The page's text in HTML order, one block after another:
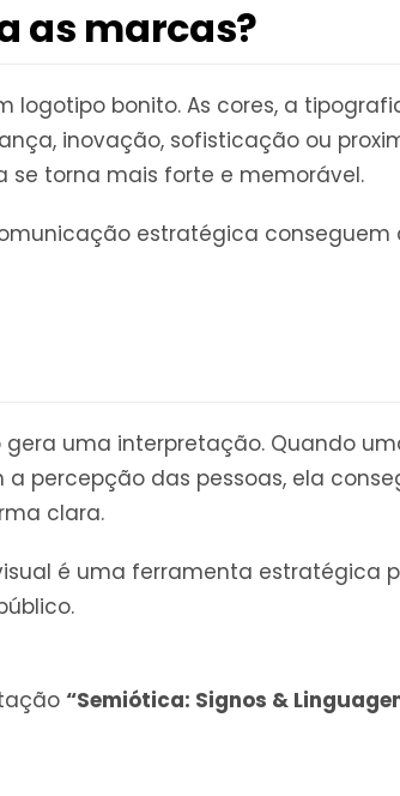
as marcas?
bonito. As cores, a
inovação, sofisticação ou
torna mais forte e memorável.
estratégica conseguem
uma interpretação. Quando
percepção das pessoas, ela
clara.
é uma ferramenta estratégica
“Semiótica: Signos &